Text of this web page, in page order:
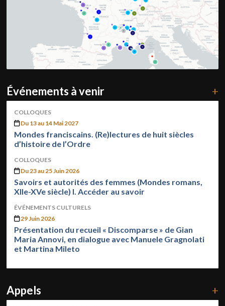
Événements à venir +
COLLOQUES
Du 13 au 14 Mai 2027
Mondes franciscains. (Re)lectures de huit siècles
d’histoire de l’Ordre
COLLOQUES
Du 23 au 25 Juin 2026
Savoirs et autorités des femmes (Mondes romans,
XIIe-XVe siècle) I. Accéder au savoir
ÉVÉNEMENTS CULTURELS
29 Juin 2026
Présentation du recueil « Discomparse » de Gian
Maria Annovi, en dialogue avec Manuele Gragnolati
et Martina Mileto
Appels +